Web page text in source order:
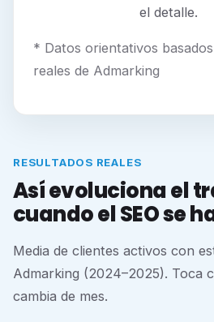
el detalle.
* Datos orientativos
reales de Admarking
RESULTADOS REALES
Así evoluciona el
cuando el SEO se
Media de clientes activos con
Admarking (2024–2025). Toca
cambia de mes.